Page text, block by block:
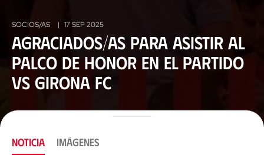
SOCIOS/AS | 17 SEP 2025
Agraciados/as para asistir al
Palco de Honor en el partido
vs Girona FC
NOTICIA IMÁGENES